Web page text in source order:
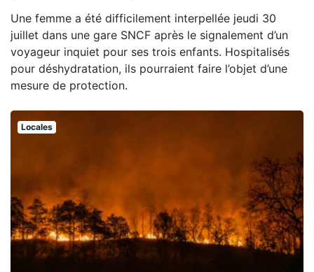
Une femme a été difficilement interpellée jeudi 30
juillet dans une gare SNCF après le signalement d’un
voyageur inquiet pour ses trois enfants. Hospitalisés
pour déshydratation, ils pourraient faire l’objet d’une
mesure de protection.
Locales